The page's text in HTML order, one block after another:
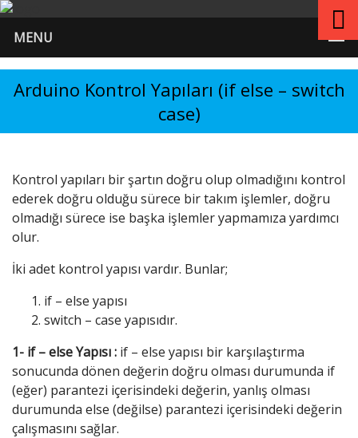
MENU
Arduino Kontrol Yapıları (if else – switch
case)
Kontrol yapıları bir şartın doğru olup olmadığını kontrol
ederek doğru olduğu sürece bir takım işlemler, doğru
olmadığı sürece ise başka işlemler yapmamıza yardımcı
olur.
İki adet kontrol yapısı vardır. Bunlar;
if – else yapısı
switch – case yapısıdır.
1- if – else Yapısı : if – else yapısı bir karşılaştırma
sonucunda dönen değerin doğru olması durumunda if
(eğer) parantezi içerisindeki değerin, yanlış olması
durumunda else (değilse) parantezi içerisindeki değerin
çalışmasını sağlar.